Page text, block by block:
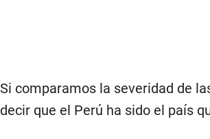
Si comparamos la severidad de
decir que el Perú ha sido el país